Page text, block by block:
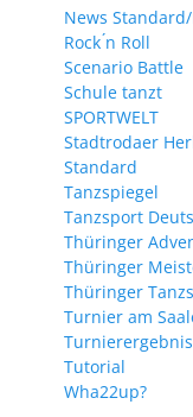
News
Rock ́n Roll
Scenario Battle
Schule tanzt
SPORTWELT
Stadtrodaer
Standard
Tanzspiegel
Tanzsport
Thüringer
Thüringer
Thüringer
Turnier am
Tutorial
Wha22up?